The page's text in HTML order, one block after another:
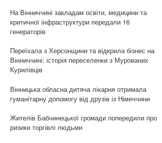
На Вінниччині закладам освіти, медицини та
критичної інфраструктури передали 16
генераторів
Переїхала з Херсонщини та відкрила бізнес на
Вінниччині: історія переселенки з Мурованих
Курилівців
Вінницька обласна дитяча лікарня отримала
гуманітарну допомогу від друзів із Німеччини
Жителів Бабчинецької громади попередили про
ризики торгівлі людьми